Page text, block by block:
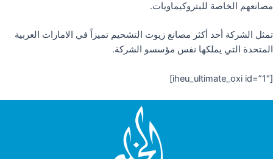
مصانعهم الخاصة للبتروكيماويات.
تمثل الشركة أحد أكثر مصانع زيوت التشحيم تميزاً في الامارات العربية
المتحدة التي يملكها نفس مؤسسو الشركة.
[iheu_ultimate_oxi id=”1″]